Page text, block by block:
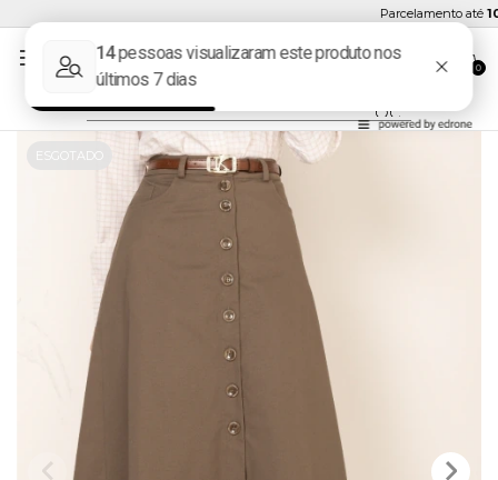
Parcelamento até10x
0
ESGOTADO